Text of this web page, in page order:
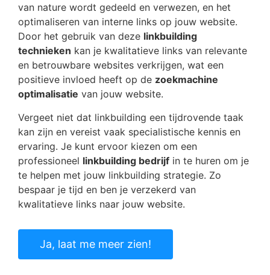
van nature wordt gedeeld en verwezen, en het
optimaliseren van interne links op jouw website.
Door het gebruik van deze linkbuilding
technieken kan je kwalitatieve links van relevante
en betrouwbare websites verkrijgen, wat een
positieve invloed heeft op de zoekmachine
optimalisatie van jouw website.
Vergeet niet dat linkbuilding een tijdrovende taak
kan zijn en vereist vaak specialistische kennis en
ervaring. Je kunt ervoor kiezen om een
professioneel linkbuilding bedrijf in te huren om je
te helpen met jouw linkbuilding strategie. Zo
bespaar je tijd en ben je verzekerd van
kwalitatieve links naar jouw website.
Ja, laat me meer zien!